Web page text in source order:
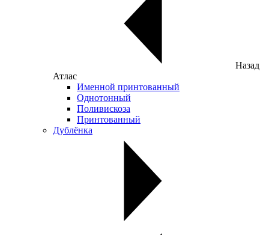
Назад
Атлас
Именной принтованный
Однотонный
Поливискоза
Принтованный
Дублёнка